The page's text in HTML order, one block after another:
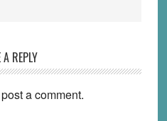
A REPLY
a comment.